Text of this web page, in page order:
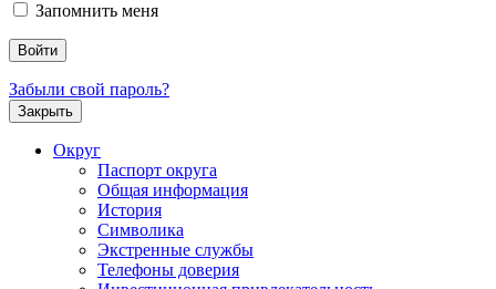
Запомнить меня
Забыли свой пароль?
Закрыть
Округ
Паспорт округа
Общая информация
История
Символика
Экстренные службы
Телефоны доверия